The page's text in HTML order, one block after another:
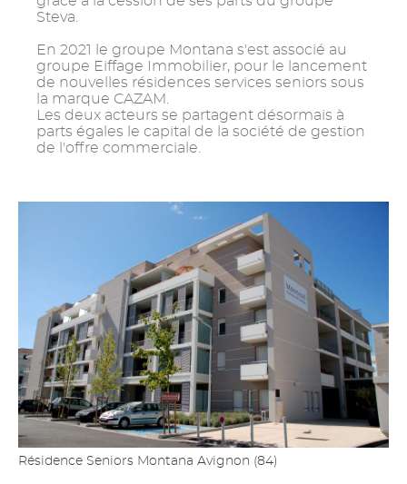
Steva.
En 2021 le groupe Montana s'est associé au
groupe Eiffage Immobilier, pour le lancement
de nouvelles résidences services seniors sous
la marque CAZAM.
Les deux acteurs se partagent désormais à
parts égales le capital de la société de gestion
de l'offre commerciale.
Résidence Seniors Montana Avignon (84)